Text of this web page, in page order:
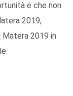
e che non
2019,
2019 in